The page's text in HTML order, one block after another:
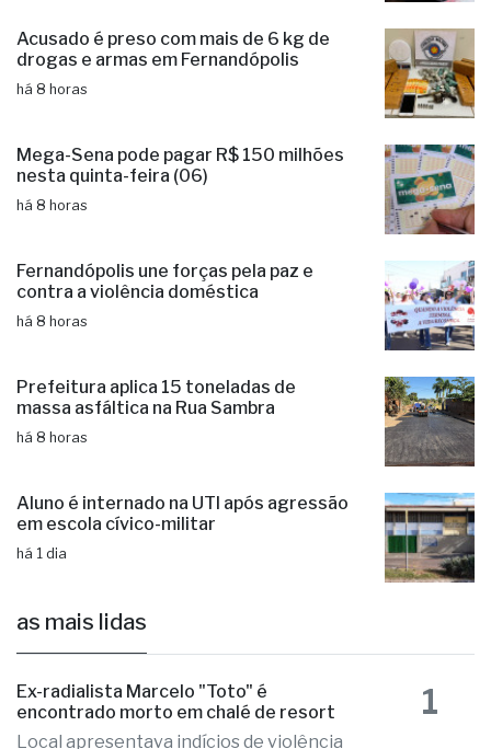
Acusado é preso com mais de 6 kg de
drogas e armas em Fernandópolis
há 8 horas
Mega-Sena pode pagar R$ 150 milhões
nesta quinta-feira (06)
há 8 horas
Fernandópolis une forças pela paz e
contra a violência doméstica
há 8 horas
Prefeitura aplica 15 toneladas de
massa asfáltica na Rua Sambra
há 8 horas
Aluno é internado na UTI após agressão
em escola cívico-militar
há 1 dia
as mais lidas
Ex-radialista Marcelo "Toto" é
encontrado morto em chalé de resort
Local apresentava indícios de violência
1